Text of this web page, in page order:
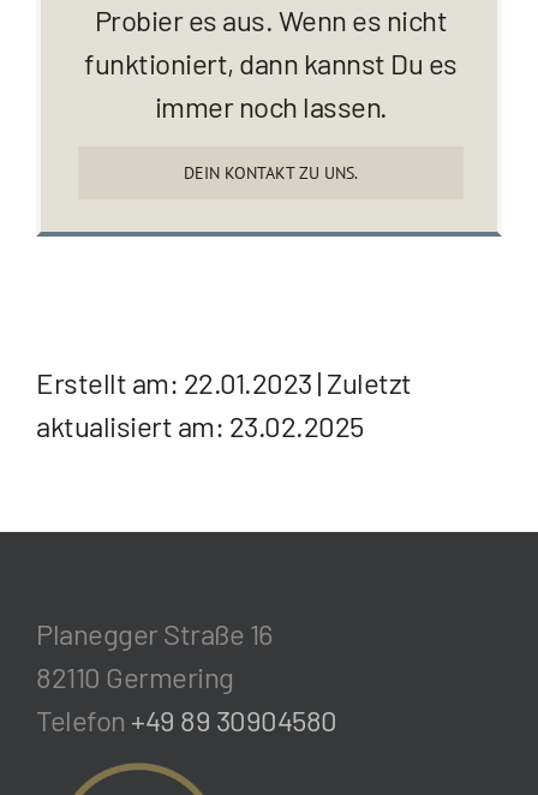
Probier es aus. Wenn es nicht
funktioniert, dann kannst Du es
immer noch lassen.
DEIN KONTAKT ZU UNS.
Erstellt am: 22.01.2023 | Zuletzt
aktualisiert am: 23.02.2025
Planegger Straße 16
82110 Germering
Telefon +49 89 30904580